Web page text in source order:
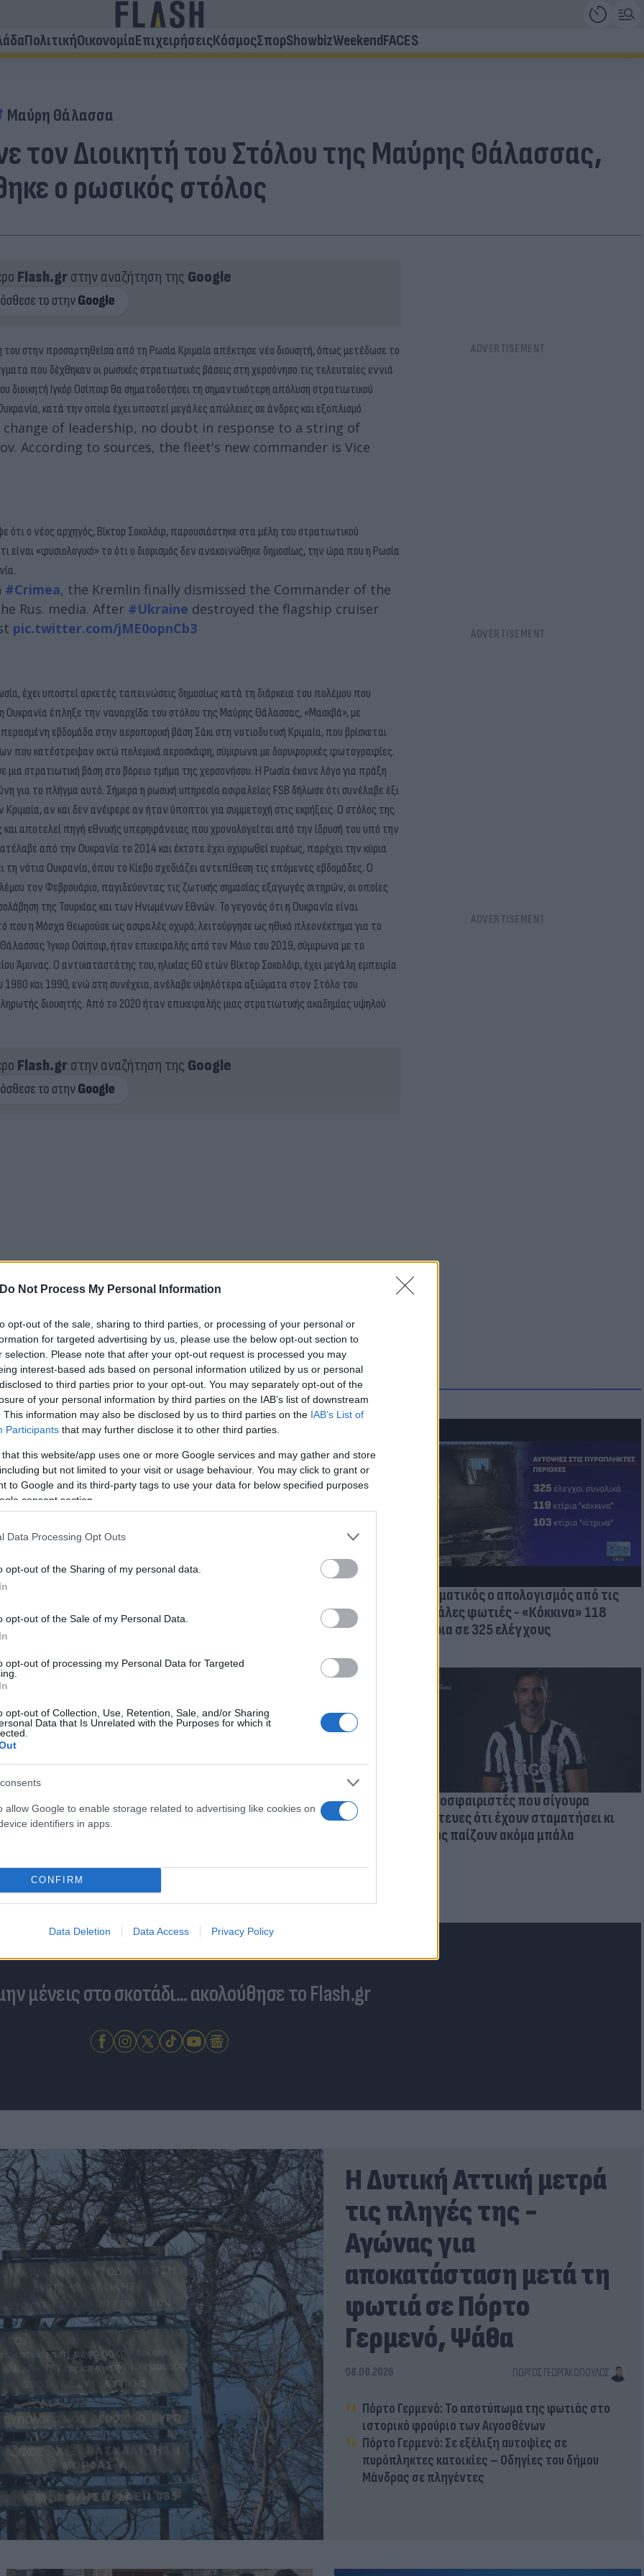
Do Not Process My Personal Information
opt-out of the sale, sharing to third parties, or processing of your personal or
for targeted advertising by us, please use the below opt-out section to
selection. Please note that after your opt-out request is processed you may
interest-based ads based on personal information utilized by us or personal
to third parties prior to your opt-out. You may separately opt-out of the
of your personal information by third parties on the IAB’s list of downstream
This information may also be disclosed by us to third parties on the IAB’s List of
Participants that may further disclose it to other third parties.
that this website/app uses one or more Google services and may gather and store
but not limited to your visit or usage behaviour. You may click to grant or
to Google and its third-party tags to use your data for below specified purposes
consent section.
Data Processing Opt Outs
opt-out of the Sharing of my personal data.
opt-out of the Sale of my Personal Data.
opt-out of processing my Personal Data for Targeted
opt-out of Collection, Use, Retention, Sale, and/or Sharing
Data that Is Unrelated with the Purposes for which it
allow Google to enable storage related to advertising like cookies on
identifiers in apps.
CONFIRM
Data Deletion Data Access Privacy Policy
ΠολιτικήΟικονομίαΕπιχειρήσειςΚόσμοςΣπορShowbizWeekendFACES
Μαύρη Θάλασσα
τον Διοικητή του Στόλου της Μαύρης Θάλασσας,
ο ρωσικός στόλος
Flash.grστην αναζήτηση της Google
στην προσαρτηθείσα από τη Ρωσία Κριμαία απέκτησε νέο διοικητή, όπως μετέδωσε το
που δέχθηκαν οι ρωσικές στρατιωτικές βάσεις στη χερσόνησο τις τελευταίες εννιά
Ιγκόρ Οσίποφ θα σηματοδοτήσει τη σημαντικότερη απόλυση στρατιωτικού
κατά την οποία έχει υποστεί μεγάλες απώλειες σε άνδρες και εξοπλισμό.
change of leadership, no doubt in response to a string of
According to sources, the fleet's new commander is Vice
ότι ο νέος αρχηγός, Βίκτορ Σοκολόφ, παρουσιάστηκε στα μέλη του στρατιωτικού
«φυσιολογικό» το ότι ο διορισμός δεν ανακοινώθηκε δημοσίως, την ώρα που η Ρωσία
#Crimea, the Kremlin finally dismissed the Commander of the
Rus. media. After #Ukraine destroyed the flagship cruiser
pic.twitter.com/jME0opnCb3
έχει υποστεί αρκετές ταπεινώσεις δημοσίως κατά τη διάρκεια του πολέμου που
Ουκρανία έπληξε την ναυαρχίδα του στόλου της Μαύρης Θάλασσας, «Μασκβά», με
εβδομάδα στην αεροπορική βάση Σάκι στη νοτιοδυτική Κριμαία, που βρίσκεται
που κατέστρεψαν οκτώ πολεμικά αεροσκάφη, σύμφωνα με δορυφορικές φωτογραφίες.
μια στρατιωτική βάση στο βόρειο τμήμα της χερσονήσου. Η Ρωσία έκανε λόγο για πράξη
για το πλήγμα αυτό. Σήμερα η ρωσική υπηρεσία ασφαλείας FSB δήλωσε ότι συνέλαβε έξι
αν και δεν ανέφερε αν ήταν ύποπτοι για συμμετοχή στις εκρήξεις. Ο στόλος της
αποτελεί πηγή εθνικής υπερηφάνειας που χρονολογείται από την ίδρυσή του υπό την
από την Ουκρανία το 2014 και έκτοτε έχει οχυρωθεί ευρέως, παρέχει την κύρια
νότια Ουκρανία, όπου το Κίεβο σχεδιάζει αντεπίθεση τις επόμενες εβδομάδες. Ο
τον Φεβρουάριο, παγιδεύοντας τις ζωτικής σημασίας εξαγωγές σιτηρών, οι οποίες
της Τουρκίας και των Ηνωμένων Εθνών. Το γεγονός ότι η Ουκρανία είναι
η Μόσχα θεωρούσε ως ασφαλές οχυρό, λειτούργησε ως ηθικό πλεονέκτημα για το
Θάλασσας Ίγκορ Οσίποφ, ήταν επικεφαλής από τον Μάιο του 2019, σύμφωνα με το
Άμυνας. Ο αντικαταστάτης του, ηλικίας 60 ετών Βίκτορ Σοκολόφ, έχει μεγάλη εμπειρία
1980 και 1990, ενώ στη συνέχεια, ανέλαβε υψηλότερα αξιώματα στον Στόλο του
διοικητής. Από το 2020 ήταν επικεφαλής μιας στρατιωτικής ακαδημίας υψηλού
Flash.grστην αναζήτηση της Google
τον θεό» - Η κυρία Μέσι
στο Instagram, την
Και οι μαϊμούδες έχουν κατοικίδια! Οι
Δραματικός ο απολογισμός από τις
μεγάλες φωτιές - «Κόκκινα» 118
κτίρια σε 325 ελέγχους
3,5 φορές
ο κίνδυνος σοβαρής
Ποδοσφαιριστές που σίγουρα
πίστευες ότι έχουν σταματήσει κι
όμως παίζουν ακόμα μπάλα
μένεις στο σκοτάδι... ακολούθησε το Flash.gr
Η Δυτική Αττική μετρά
τις πληγές της -
Αγώνας για
αποκατάσταση μετά τη
φωτιά σε Πόρτο
Γερμενό, Ψάθα
08.08.2026 ΓΙΏΡΓΟΣ ΓΕΩΡΓΑΚΌΠΟΥΛΟΣ
Πόρτο Γερμενό: Το αποτύπωμα της φωτιάς στο
ιστορικό φρούριο των Αιγοσθένων
Πόρτο Γερμενό: Σε εξέλιξη αυτοψίες σε
πυρόπληκτες κατοικίες – Οδηγίες του δήμου
Μάνδρας σε πληγέντες